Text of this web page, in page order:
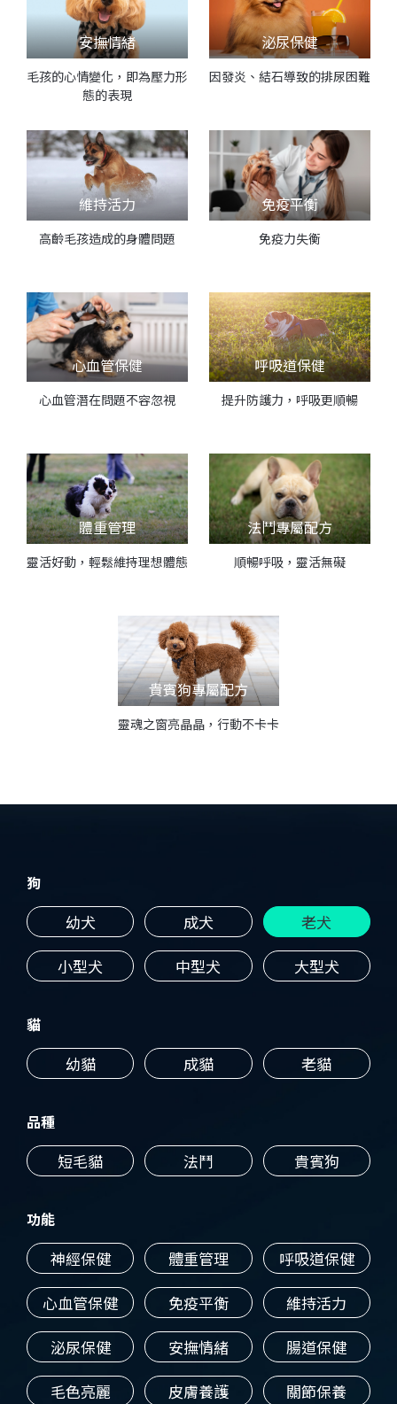
安撫情緒
毛孩的心情變化，即為壓力形
態的表現
泌尿保健
因發炎、結石導致的排尿困難
維持活力
高齡毛孩造成的身體問題
免疫平衡
免疫力失衡
心血管保健
心血管潛在問題不容忽視
呼吸道保健
提升防護力，呼吸更順暢
體重管理
靈活好動，輕鬆維持理想體態
法鬥專屬配方
順暢呼吸，靈活無礙
貴賓狗專屬配方
靈魂之窗亮晶晶，行動不卡卡
狗
幼犬 成犬
老犬
小型犬
中型犬 大型犬
貓
幼貓 成貓 老貓
品種
短毛貓 法鬥 貴賓狗
功能
神經保健 體重管理
呼吸道保健
心血管保健
免疫平衡
維持活力
泌尿保健
安撫情緒
腸道保健
毛色亮麗
皮膚養護 關節保養